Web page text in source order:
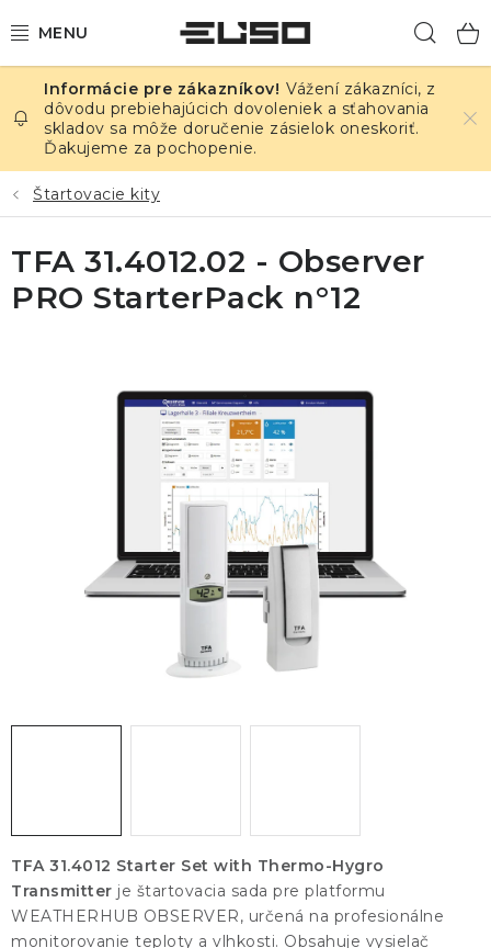
na
ELEKTRINA
TEPLOTA A VLHKOSŤ
TLAK A ÚNIKY
ZÁZNAMNÍKY
Obchodné podmienky GDPR Slovník pojmov
Vážení zákazníci, z
dôvodu prebiehajúcich dovoleniek a sťahovania
skladov sa môže doručenie zásielok oneskoriť.
Ďakujeme za pochopenie.
Štartovacie kity
TFA 31.4012 Starter Set with Thermo-Hygro
Transmitter je štartovacia sada pre platformu
WEATHERHUB OBSERVER, určená na profesionálne
monitorovanie teploty a vlhkosti. Obsahuje vysielač
TFA 31.4012.02 - Observer
PRO StarterPack n°12